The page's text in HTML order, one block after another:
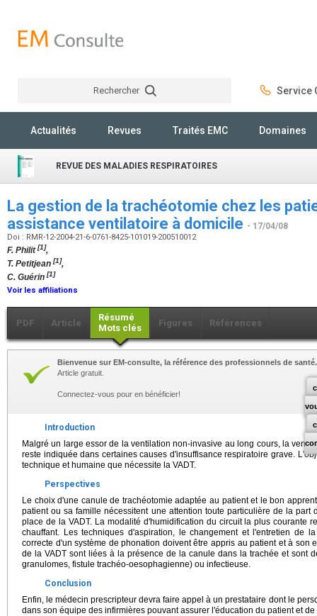
Rechercher Service
Actualités Revues Traités EMC Domaines
REVUE DES MALADIES RESPIRATOIRES
La gestion de la trachéotomie chez les
assistance ventilatoire à domicile - 17/04/08
Doi : RMR-12-2004-21-6-0761-8425-101019-200510012
F. Philit[1],
T. Petitjean [1],
C. Guérin [1]
Voir les affiliations
PDF Article
Résumé
Mots clés
Figures Références
Bienvenue sur EM-consulte, la référence des professionnels de santé.
Article gratuit.
Connectez-vous pour en bénéficier!
Introduction
Malgré un large essor de la ventilation non-invasive au long cours, la
reste indiquée dans certaines causes d'insuffisance respiratoire grave.
technique et humaine que nécessite la VADT.
Perspectives
Le choix d'une canule de trachéotomie adaptée au patient et le bon
patient ou sa famille nécessitent une attention toute particulière de la part
place de la VADT. La modalité d'humidification du circuit la plus courante
chauffant. Les techniques d'aspiration, le changement et l'entretien de
correcte d'un système de phonation doivent être appris au patient et à son
de la VADT sont liées à la présence de la canule dans la trachée et sont
granulomes, fistule trachéo-oesophagienne) ou infectieuse.
Conclusion
Enfin, le médecin prescripteur devra faire appel à un prestataire dont le
dans son équipe des infirmières pouvant assurer l'éducation du patient et